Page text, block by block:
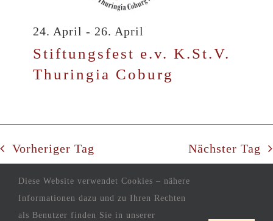
Stiftungsfest e.v. K.St.V.
Thuringia Coburg
24. April - 26. April
Vorheriger Tag Nächster Tag
Diese Website verwendet Cookies – nähere
Informationen dazu und zu Ihren Rechten
als Benutzer finden Sie in unserer